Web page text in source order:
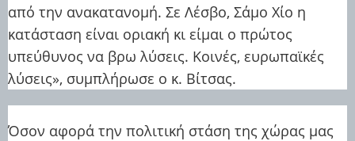
από την ανακατανομή. Σε Λέσβο, Σάμο Χίο η
κατάσταση είναι οριακή κι είμαι ο πρώτος
υπεύθυνος να βρω λύσεις. Κοινές, ευρωπαϊκές
λύσεις», συμπλήρωσε ο κ. Βίτσας.
Όσον αφορά την πολιτική στάση της χώρας μας